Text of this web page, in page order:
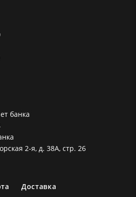
банка
2-я, д. 38А, стр. 26
Доставка